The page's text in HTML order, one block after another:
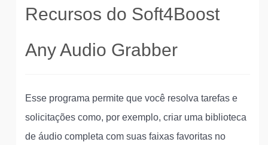
Recursos do Soft4Boost
Any Audio Grabber
Esse programa permite que você resolva tarefas e
solicitações como, por exemplo, criar uma biblioteca
de áudio completa com suas faixas favoritas no